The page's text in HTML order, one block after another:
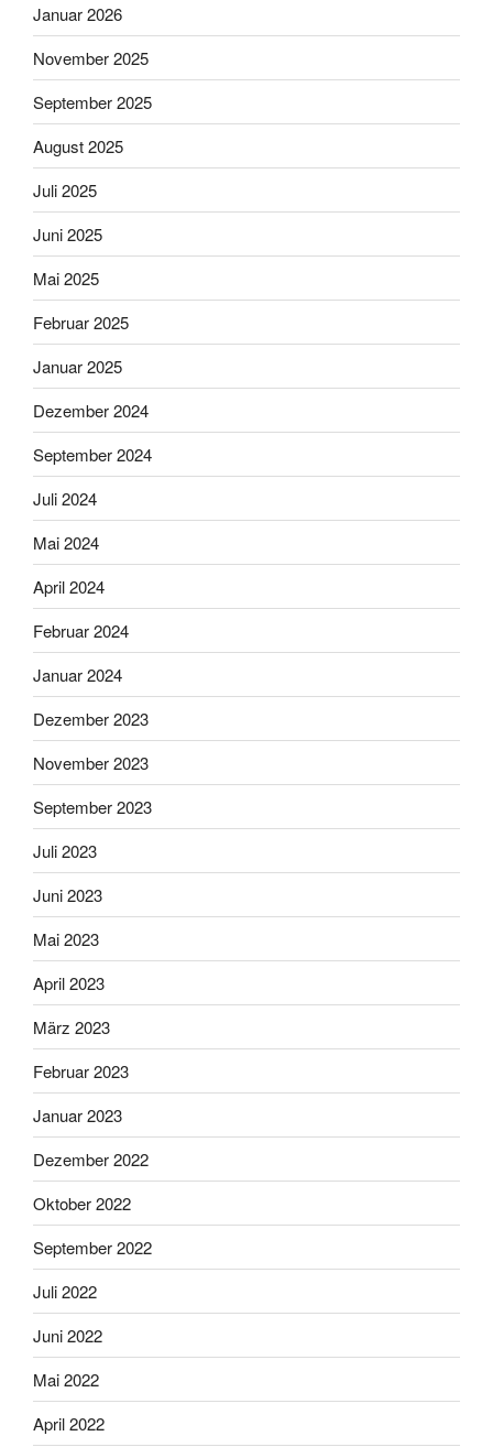
Januar 2026
November 2025
September 2025
August 2025
Juli 2025
Juni 2025
Mai 2025
Februar 2025
Januar 2025
Dezember 2024
September 2024
Juli 2024
Mai 2024
April 2024
Februar 2024
Januar 2024
Dezember 2023
November 2023
September 2023
Juli 2023
Juni 2023
Mai 2023
April 2023
März 2023
Februar 2023
Januar 2023
Dezember 2022
Oktober 2022
September 2022
Juli 2022
Juni 2022
Mai 2022
April 2022